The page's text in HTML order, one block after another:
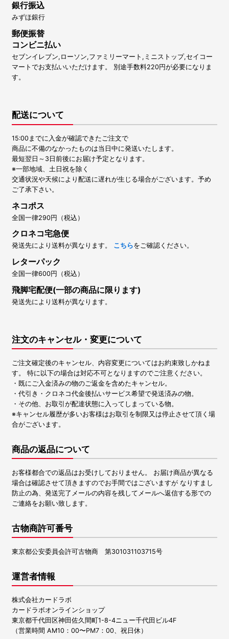
銀行振込
みずほ銀行
郵便振替
コンビニ払い
セブンイレブン,ローソン,ファミリーマート,ミニストップ,セイコー
マートでお支払いいただけます。 別途手数料220円が必要になりま
す。
配送について
15:00までに入金が確認できたご注文で
商品に不備のなかったものは当日中に発送いたします。
最短翌日～3日前後にお届け予定となります。
※一部地域、土日祝を除く
交通状況や天候により配送に遅れが生じる場合がございます。予め
ご了承下さい。
ネコポス
全国一律290円（税込）
クロネコ宅急便
発送先により送料が異なります。 こちらをご確認ください。
レターパック
全国一律600円（税込）
飛脚宅配便(一部の商品に限ります)
発送先により送料が異なります。
注文のキャンセル・変更について
ご注文確定後のキャンセル、内容変更についてはお約束致しかねま
す。 特に以下の場合は対応不可となりますのでご注意ください。
・既にご入金済みの物のご返金を含めたキャンセル。
・代引き・クロネコ代金後払いサービス希望で発送済みの物。
・その他、お取引が配達状態に入ってしまっている物。
※キャンセル履歴が多いお客様はお取引を制限又は停止させて頂く場
合がございます。
商品の返品について
お客様都合での返品はお受けしておりません。 お届け商品が異なる
場合は確認させて頂きますのでお手間ではございますが なりすまし
防止の為、発送完了メールの内容を残してメールへ返信する形での
ご連絡をお願い致します。
古物商許可番号
東京都公安委員会許可古物商 第301031103715号
運営者情報
株式会社カードラボ
カードラボオンラインショップ
東京都千代田区神田佐久間町1-8-4ニュー千代田ビル4F
（営業時間 AM10：00〜PM7：00、祝日休）